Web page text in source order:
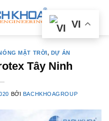
MẶT TRỜI, DỰ ÁN
Tây Ninh
BỞI BACHKHOAGROUP
VI